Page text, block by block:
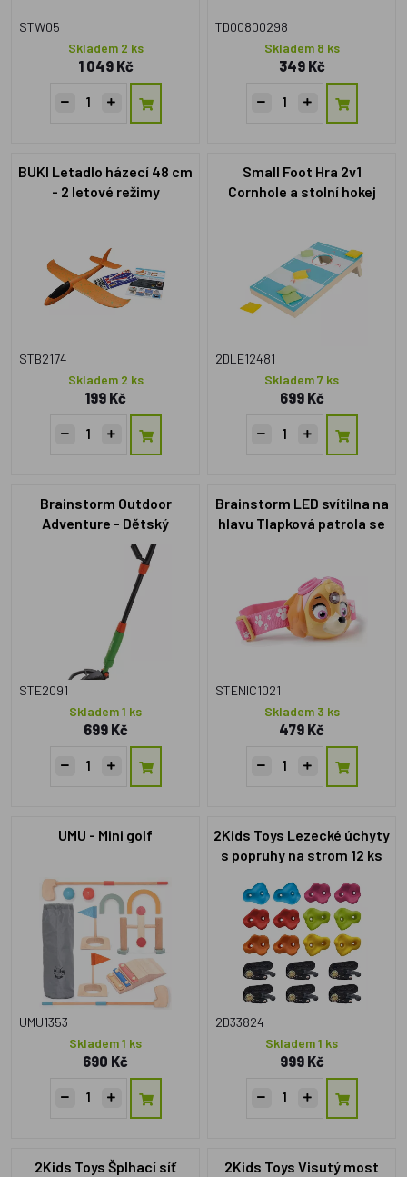
STW05
Skladem 2 ks
1 049 Kč
TD00800298
Skladem 8 ks
349 Kč
BUKI Letadlo házecí 48 cm
- 2 letové režimy
STB2174
Skladem 2 ks
199 Kč
Small Foot Hra 2v1
Cornhole a stolní hokej
2DLE12481
Skladem 7 ks
699 Kč
Brainstorm Outdoor
Adventure - Dětský
detektor kovů
STE2091
Skladem 1 ks
699 Kč
Brainstorm LED svítilna na
hlavu Tlapková patrola se
STENIC1021
Skladem 3 ks
479 Kč
UMU - Mini golf
UMU1353
Skladem 1 ks
690 Kč
2Kids Toys Lezecké úchyty
s popruhy na strom 12 ks
2D33824
Skladem 1 ks
999 Kč
2Kids Toys Šplhací síť
2Kids Toys Visutý most